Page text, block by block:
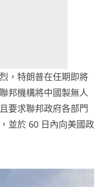
，特朗普在任期即將
邦機構將中國製無人
要求聯邦政府各部門
並於 60 日內向美國政